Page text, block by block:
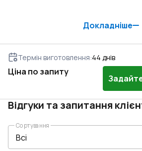
Докладніше
Термін виготовлення:44 днів
Ціна по запиту
Відгуки та запитання
Сортування